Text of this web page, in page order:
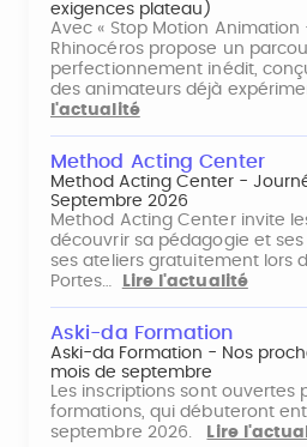
exigences plateau)
Avec « Stop Motion Animation
Rhinocéros propose un
perfectionnement inédit,
des animateurs déjà
l'actualité
Method Acting Center
Method Acting Center -
Septembre 2026
Method Acting Center invite
découvrir sa pédagogie et
ses ateliers gratuitement lors
Portes…
Lire l'actualité
Aski-da Formation
Aski-da Formation - Nos
mois de septembre
Les inscriptions sont ouvertes
formations, qui débuteront
septembre 2026.
Lire